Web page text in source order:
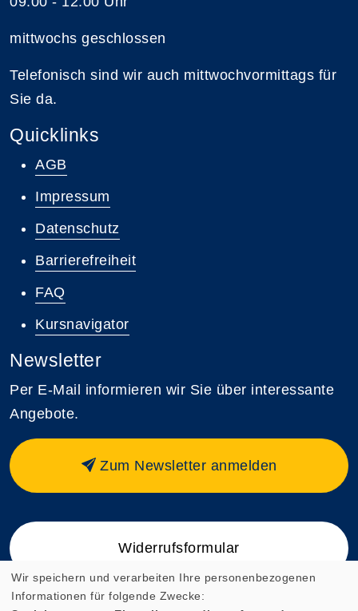
mittwochs geschlossen
Telefonisch sind wir auch mittwochvormittags für
Sie da.
Quicklinks
AGB
Impressum
Datenschutz
Barrierefreiheit
FAQ
Kursnavigator
Newsletter
Per E-Mail informieren wir Sie über interessante
Angebote.
Zum Newsletter anmelden
Widerrufsformular
Wir speichern und verarbeiten Ihre personenbezogenen
Informationen für folgende Zwecke: